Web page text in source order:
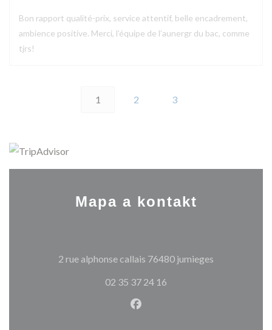
Bon rapport qualité-prix, service attentif, belle encadrement,
ambience positive. Merci, l’équipe de l’aunergr du bac, comme
tjrs!
1 2 3
Mapa a kontakt
2 rue alphonse callais 76480 jumieges
02 35 37 24 16
Facebook ((otevře se v